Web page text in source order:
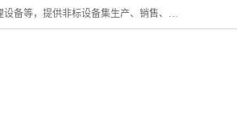
公司主营换热器.换热设备、供水设备，核心产品涵盖：管壳式换热器、换热机组、不锈钢组合式水箱、水处理设备等，提供非标设备集生产、销售、安装一体化服务，可满足全国酒店、学校、医院、商业综合体、工业项目等多场景换热与供水需求。